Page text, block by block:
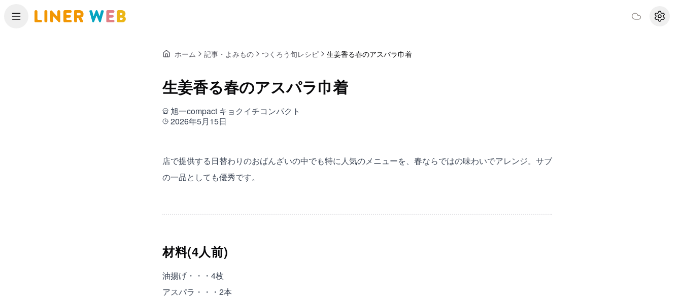
メニュー 設定
ホーム 記事・よみもの つくろう旬レシピ 生姜香る春のアスパラ巾着
生姜香る春のアスパラ巾着
旭一compact キョクイチコンパクト
2026年5月15日
店で提供する日替わりのおばんざいの中でも特に人気のメニューを、春ならではの味わいでアレンジ。サブ
の一品としても優秀です。
材料(4人前)
油揚げ・・・4枚
アスパラ・・・2本